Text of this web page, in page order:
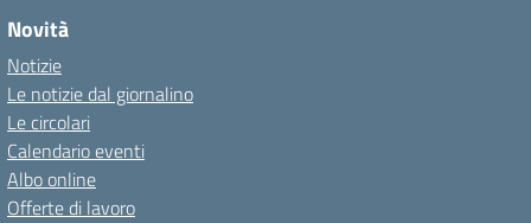
Novità
Notizie
Le notizie dal giornalino
Le circolari
Calendario eventi
Albo online
Offerte di lavoro